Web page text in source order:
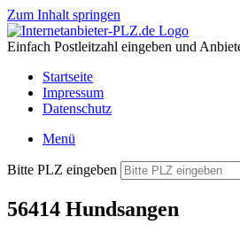
Zum Inhalt springen
Einfach Postleitzahl eingeben und
Startseite
Impressum
Datenschutz
Menü
Bitte PLZ eingeben
56414 Hundsangen